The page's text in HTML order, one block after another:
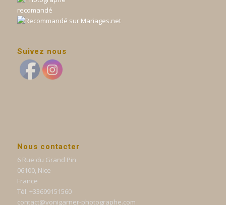
Suivez nous
Nous contacter
6 Rue du Grand Pin
06100, Nice
France
Tél. +33699151560
contact@yonigarner-photographe.com